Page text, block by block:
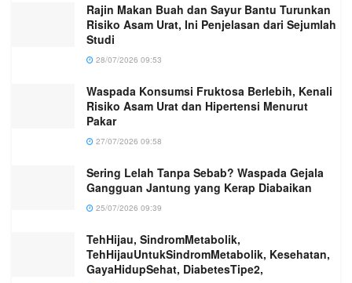
Rajin Makan Buah dan Sayur Bantu Turunkan
Risiko Asam Urat, Ini Penjelasan dari Sejumlah
Studi
28/07/2026 09:53
Waspada Konsumsi Fruktosa Berlebih, Kenali
Risiko Asam Urat dan Hipertensi Menurut
Pakar
27/07/2026 09:58
Sering Lelah Tanpa Sebab? Waspada Gejala
Gangguan Jantung yang Kerap Diabaikan
25/07/2026 09:39
TehHijau, SindromMetabolik,
TehHijauUntukSindromMetabolik, Kesehatan,
GayaHidupSehat, DiabetesTipe2,